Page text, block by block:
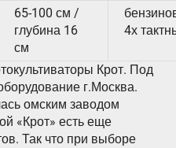
65-100 см /
глубина 16
см
4х
Крот. Под
г.Москва.
омским заводом
«Крот» есть еще
Так что при выборе